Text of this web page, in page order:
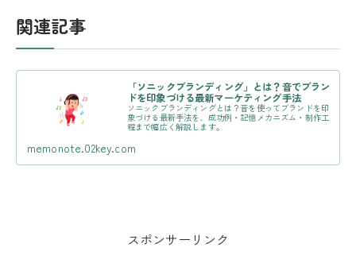
関連記事
「ソニックブランディング」とは？音でブラン
ドを印象づける最新マーケティング手法
ソニックブランディングとは？音を使ってブランドを印
象づける最新手法を、成功例・記憶メカニズム・制作工
程まで幅広く解説します。
memonote.02key.com
スポンサーリンク